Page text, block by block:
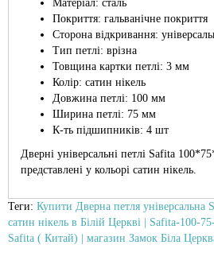
Матеріал: сталь
Покриття: гальванічне покриття
Сторона відкривання:
Тип петлі: врізна
Товщина картки петлі: 3 мм
Колір: сатин нікель
Довжина петлі: 100 мм
Ширина петлі: 75 мм
К-ть підшипників: 4 шт
Дверні універсальні петлі Safita
представлені у кольорі сатин нікель.
Теги: Купити Дверна петля
сатин нікель в Білій Церкві | Safita-100-
Safita ( Китай) | магазин Замок Біла